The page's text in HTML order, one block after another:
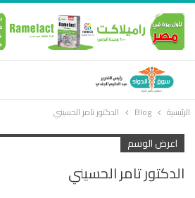
الرئيسية Blog الدكتور تامر الحسيني
اعرض الوسم
الدكتور تامر الحسيني